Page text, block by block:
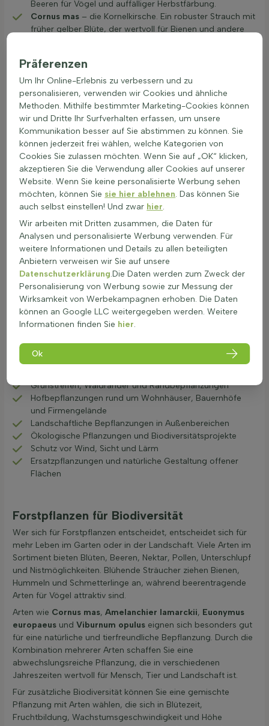
Beeren für Vögel und auffälliger Herbstfärbung.
Cornus mas – die Kornelkirsche. Ein robuster Strauch mit
früher gelber Blüte, der wertvoll für Bienen und andere
dekorativer Strauch mit auffälligen Früchten und schöner
Herbstfärbung.
Viburnum opulus– der Gemeine Schneeball. Eine
wertvolle Art mit weißen Blüten, roten Beeren und hoher
Anziehungskraft auf Vögel und Insekten.
Neben diesen bekannten Arten finden Sie bei Heijnen weitere
Bäume und Sträucher, die sich für natürliche Hecken,
Grünstreifen, Hofbepflanzungen, Waldränder und
landschaftliche Projekte eignen. Durch die Kombination von
Arten mit unterschiedlichen Blütezeiten, Wuchsformen und
Früchten entsteht eine starke Bepflanzung, die das ganze
Wofür verwendet man Forstpflanzen?
Umgebungen, in denen eine natürliche, grüne und
ökologische Gestaltung gewünscht ist. Sie werden häufig in
privaten Gärten, ländlichen Hofanlagen, Außenbereichen,
Parks und professionellen Grünprojekten verwendet.
Grünstreifen, Waldränder und Randbepflanzungen
Hofbepflanzungen rund um Wohnhäuser, Bauernhöfe
und Firmengelände
Landschaftliche Bepflanzungen in Außenbereichen
Ökologische Pflanzungen und Biodiversitätsprojekte
Schutz vor Wind, Sicht und Lärm
Ersatzpflanzungen und natürliche Gestaltung offener
Flächen
Forstpflanzen für Biodiversität
Wer sich für Forstpflanzen entscheidet, entscheidet sich für
mehr Leben im Garten oder in der Landschaft. Viele Arten im
Sortiment bieten Blüten, Beeren, Nektar, Pollen, Unterschlupf
und Nistmöglichkeiten. Blühende Sträucher ziehen Bienen,
Hummeln und Schmetterlinge an, während beerentragende
Arten für Vögel attraktiv sind.
Arten wie Cornus mas, Amelanchier lamarckii, Euonymus
europaeus und Viburnum opulus eignen sich besonders gut
für eine natürliche und tierfreundliche Bepflanzung. Durch die
Kombination mehrerer Arten schaffen Sie eine
abwechslungsreiche Pflanzung, die in verschiedenen
Jahreszeiten wertvoll für Mensch, Tier und Landschaft ist.
Für zusätzliche Biodiversität können Sie eine gemischte
Pflanzung mit Arten wählen, die sich in Blütezeit,
Fruchtbildung, Wachstumsgeschwindigkeit und Höhe
Präferenzen
Um Ihr Online-Erlebnis zu verbessern und zu
personalisieren, verwenden wir Cookies und ähnliche
Methoden. Mithilfe bestimmter Marketing-Cookies können
wir und Dritte Ihr Surfverhalten erfassen, um unsere
Kommunikation besser auf Sie abstimmen zu können. Sie
können jederzeit frei wählen, welche Kategorien von
Cookies Sie zulassen möchten. Wenn Sie auf „OK“ klicken,
akzeptieren Sie die Verwendung aller Cookies auf unserer
Website. Wenn Sie keine personalisierte Werbung sehen
möchten, können Sie sie hier ablehnen. Das können Sie
auch selbst einstellen! Und zwar hier.
Wir arbeiten mit Dritten zusammen, die Daten für
Analysen und personalisierte Werbung verwenden. Für
weitere Informationen und Details zu allen beteiligten
Anbietern verweisen wir Sie auf unsere
Datenschutzerklärung.Die Daten werden zum Zweck der
Personalisierung von Werbung sowie zur Messung der
Wirksamkeit von Werbekampagnen erhoben. Die Daten
können an Google LLC weitergegeben werden. Weitere
Informationen finden Sie hier.
Ok